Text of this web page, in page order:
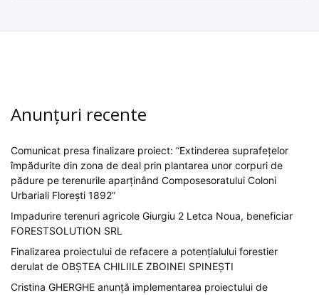
Anunțuri recente
Comunicat presa finalizare proiect: ”Extinderea suprafețelor
împădurite din zona de deal prin plantarea unor corpuri de
pădure pe terenurile aparținând Composesoratului Coloni
Urbariali Florești 1892”
Impadurire terenuri agricole Giurgiu 2 Letca Noua, beneficiar
FORESTSOLUTION SRL
Finalizarea proiectului de refacere a potențialului forestier
derulat de OBȘTEA CHILIILE ZBOINEI SPINEȘTI
Cristina GHERGHE anunță implementarea proiectului de